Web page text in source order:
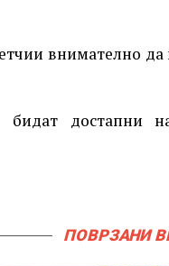
внимателно да
достапни
ПОВРЗАНИ